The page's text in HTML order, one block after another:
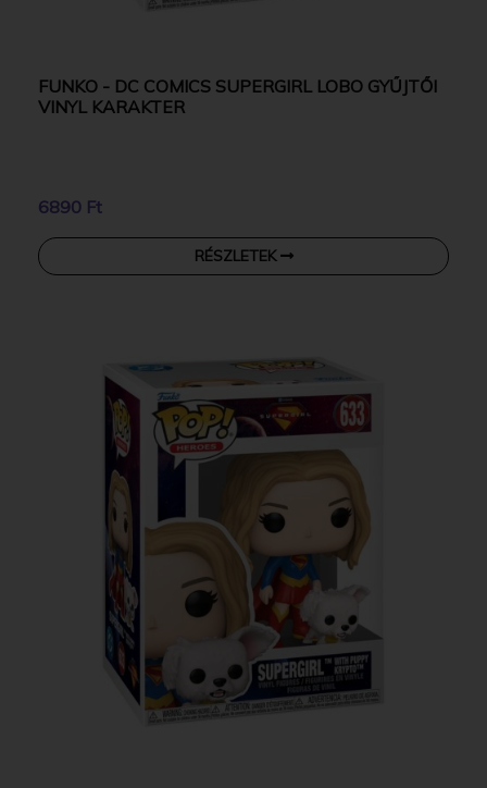
FUNKO - DC COMICS SUPERGIRL LOBO GYŰJTŐI
VINYL KARAKTER
6890 Ft
RÉSZLETEK